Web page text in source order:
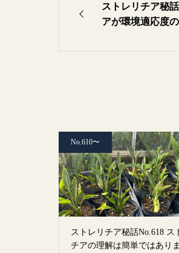
ストレリチア秘
アが環境適応度
No.610〜
ストレリチア秘話No.618 ス
チアの理解は簡単ではあり